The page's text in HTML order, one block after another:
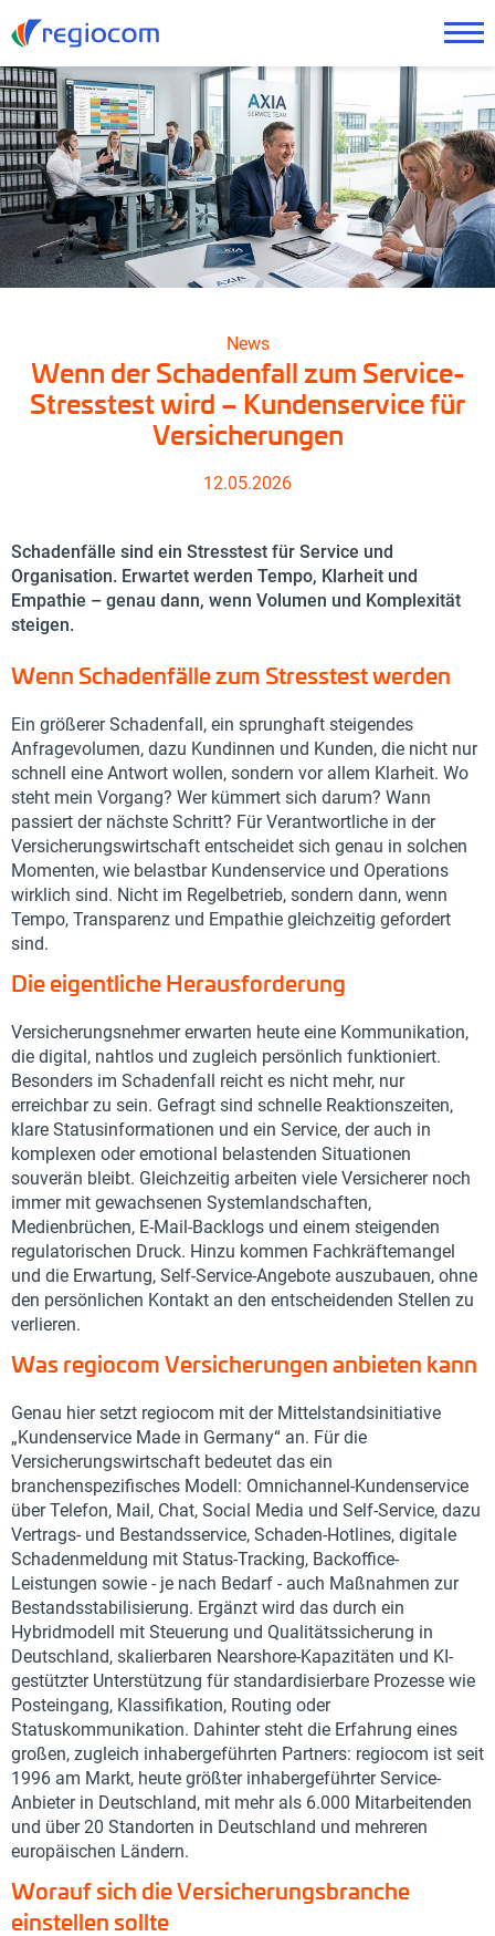
News
Wenn der Schadenfall zum Service-
Stresstest wird – Kundenservice für
Versicherungen
12.05.2026
Schadenfälle sind ein Stresstest für Service und
Organisation. Erwartet werden Tempo, Klarheit und
Empathie – genau dann, wenn Volumen und Komplexität
steigen.
Wenn Schadenfälle zum Stresstest werden
Ein größerer Schadenfall, ein sprunghaft steigendes
Anfragevolumen, dazu Kundinnen und Kunden, die nicht nur
schnell eine Antwort wollen, sondern vor allem Klarheit. Wo
steht mein Vorgang? Wer kümmert sich darum? Wann
passiert der nächste Schritt? Für Verantwortliche in der
Versicherungswirtschaft entscheidet sich genau in solchen
Momenten, wie belastbar Kundenservice und Operations
wirklich sind. Nicht im Regelbetrieb, sondern dann, wenn
Tempo, Transparenz und Empathie gleichzeitig gefordert
sind.
Die eigentliche Herausforderung
Versicherungsnehmer erwarten heute eine Kommunikation,
die digital, nahtlos und zugleich persönlich funktioniert.
Besonders im Schadenfall reicht es nicht mehr, nur
erreichbar zu sein. Gefragt sind schnelle Reaktionszeiten,
klare Statusinformationen und ein Service, der auch in
komplexen oder emotional belastenden Situationen
souverän bleibt. Gleichzeitig arbeiten viele Versicherer noch
immer mit gewachsenen Systemlandschaften,
Medienbrüchen, E-Mail-Backlogs und einem steigenden
regulatorischen Druck. Hinzu kommen Fachkräftemangel
und die Erwartung, Self-Service-Angebote auszubauen, ohne
den persönlichen Kontakt an den entscheidenden Stellen zu
verlieren.
Was regiocom Versicherungen anbieten kann
Genau hier setzt regiocom mit der Mittelstandsinitiative
„Kundenservice Made in Germany“ an. Für die
Versicherungswirtschaft bedeutet das ein
branchenspezifisches Modell: Omnichannel-Kundenservice
über Telefon, Mail, Chat, Social Media und Self-Service, dazu
Vertrags- und Bestandsservice, Schaden-Hotlines, digitale
Schadenmeldung mit Status-Tracking, Backoffice-
Leistungen sowie - je nach Bedarf - auch Maßnahmen zur
Bestandsstabilisierung. Ergänzt wird das durch ein
Hybridmodell mit Steuerung und Qualitätssicherung in
Deutschland, skalierbaren Nearshore-Kapazitäten und KI-
gestützter Unterstützung für standardisierbare Prozesse wie
Posteingang, Klassifikation, Routing oder
Statuskommunikation. Dahinter steht die Erfahrung eines
großen, zugleich inhabergeführten Partners: regiocom ist seit
1996 am Markt, heute größter inhabergeführter Service-
Anbieter in Deutschland, mit mehr als 6.000 Mitarbeitenden
und über 20 Standorten in Deutschland und mehreren
europäischen Ländern.
Worauf sich die Versicherungsbranche
einstellen sollte